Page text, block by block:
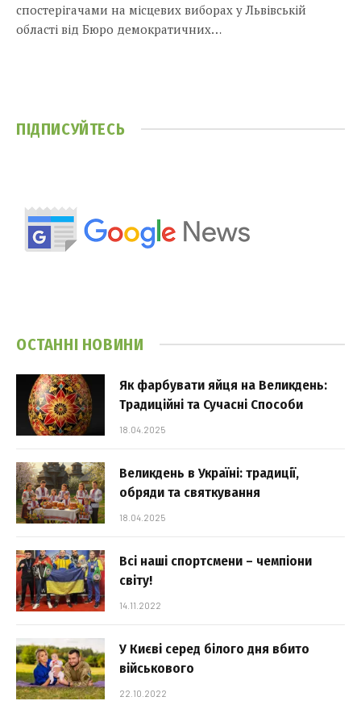
спостерігачами на місцевих виборах у Львівській
області від Бюро демократичних…
ПІДПИСУЙТЕСЬ
ОСТАННІ НОВИНИ
Як фарбувати яйця на Великдень:
Традиційні та Сучасні Способи
18.04.2025
Великдень в Україні: традиції,
обряди та святкування
18.04.2025
Всі наші спортсмени – чемпіони
світу!
14.11.2022
У Києві серед білого дня вбито
військового
22.10.2022